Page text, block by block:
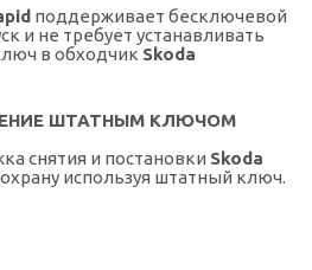
поддерживает бесключевой
и не требует устанавливать
в обходчик Skoda
ШТАТНЫМ КЛЮЧОМ
снятия и постановки Skoda
используя штатный ключ.